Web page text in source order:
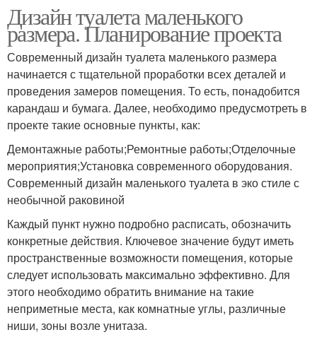
Дизайн туалета маленького
размера. Планирование проекта
Современный дизайн туалета маленького размера
начинается с тщательной проработки всех деталей и
проведения замеров помещения. То есть, понадобится
карандаш и бумага. Далее, необходимо предусмотреть в
проекте такие основные пункты, как:
Демонтажные работы;Ремонтные работы;Отделочные
мероприятия;Установка современного оборудования.
Современный дизайн маленького туалета в эко стиле с
необычной раковиной
Каждый пункт нужно подробно расписать, обозначить
конкретные действия. Ключевое значение будут иметь
пространственные возможности помещения, которые
следует использовать максимально эффективно. Для
этого необходимо обратить внимание на такие
неприметные места, как комнатные углы, различные
ниши, зоны возле унитаза.